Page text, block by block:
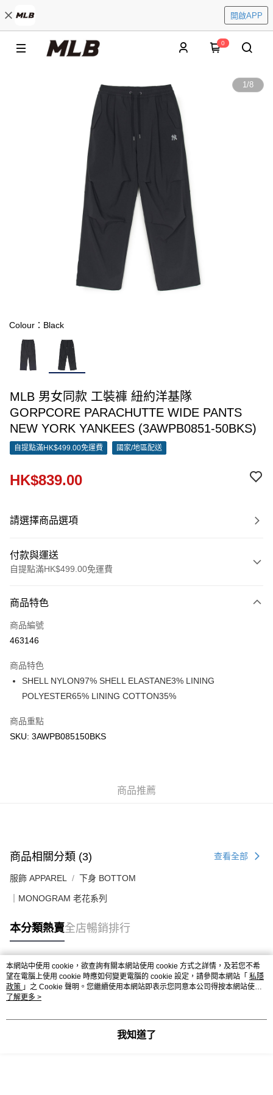
開啟APP
0
1/8
Colour：Black
MLB 男女同款 工裝褲 紐約洋基隊
GORPCORE PARACHUTTE WIDE PANTS
NEW YORK YANKEES (3AWPB0851-50BKS)
自提點滿HK$499.00免運費 國家/地區配送
HK$839.00
請選擇商品選項
付款與運送
自提點滿HK$499.00免運費
信用卡
Apple Pay
AlipayHK
WeChat Pay
商品特色
商品編號
463146
商品特色
SHELL NYLON97% SHELL ELASTANE3% LINING
POLYESTER65% LINING COTTON35%
商品重點
SKU: 3AWPB085150BKS
商品推薦
商品相關分類 (3) 查看全部
服飾 APPAREL 下身 BOTTOM
｜MONOGRAM 老花系列
本分類熱賣全店暢銷排行
熱門標籤
熱銷排行
本網站中使用 cookie，欲查詢有關本網站使用 cookie 方式之詳情，及若您不希
望在電腦上使用 cookie 時應如何變更電腦的 cookie 設定，請參閱本網站「 私隱
政策 」之 Cookie 聲明。您繼續使用本網站即表示您同意本公司得按本網站使用
條款之 Cookie 聲明使用 cookie。
了解更多 >
我知道了